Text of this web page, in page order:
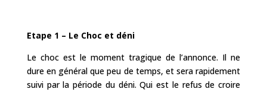
Etape 1 – Le Choc et déni
Le choc est le moment tragique de l’annonce. Il ne
dure en général que peu de temps, et sera rapidement
suivi par la période du déni. Qui est le refus de croire